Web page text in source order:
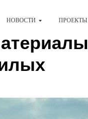
НОВОСТИ ПРОЕКТЫ